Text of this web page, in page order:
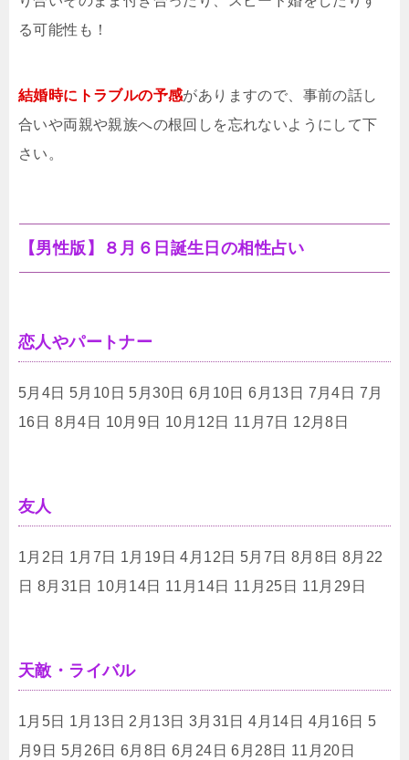
る可能性も！
結婚時にトラブルの予感がありますので、事前の話し
合いや両親や親族への根回しを忘れないようにして下
さい。
【男性版】８月６日誕生日の相性占い
恋人やパートナー
5月4日 5月10日 5月30日 6月10日 6月13日 7月4日 7月
16日 8月4日 10月9日 10月12日 11月7日 12月8日
友人
1月2日 1月7日 1月19日 4月12日 5月7日 8月8日 8月22
日 8月31日 10月14日 11月14日 11月25日 11月29日
天敵・ライバル
1月5日 1月13日 2月13日 3月31日 4月14日 4月16日 5
月9日 5月26日 6月8日 6月24日 6月28日 11月20日